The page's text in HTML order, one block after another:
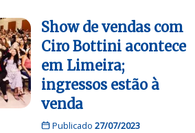
Show de vendas com
Ciro Bottini acontece
em Limeira;
ingressos estão à
venda
Publicado 27/07/2023